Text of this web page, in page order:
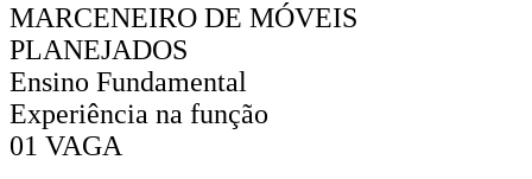
MARCENEIRO DE MÓVEIS
PLANEJADOS
Ensino Fundamental
Experiência na função
01 VAGA